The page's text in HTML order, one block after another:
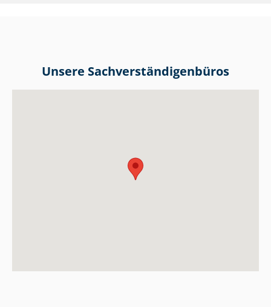
Unsere Sach­ver­stän­di­gen­bü­ros